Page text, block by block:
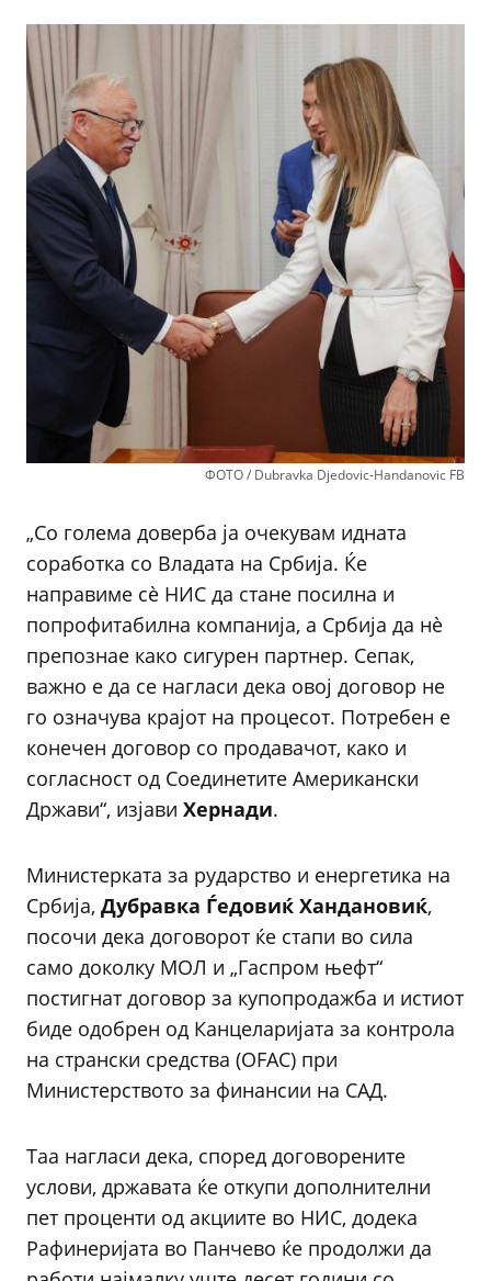
ФОТО / Dubravka Djedovic-Handanovic FB
„Со голема доверба ја очекувам идната
соработка со Владата на Србија. Ќе
направиме сè НИС да стане посилна и
попрофитабилна компанија, а Србија да нè
препознае како сигурен партнер. Сепак,
важно е да се нагласи дека овој договор не
го означува крајот на процесот. Потребен е
конечен договор со продавачот, како и
согласност од Соединетите Американски
Држави“, изјави Хернади.
Министерката за рударство и енергетика на
Србија, Дубравка Ѓедовиќ Хандановиќ,
посочи дека договорот ќе стапи во сила
само доколку МОЛ и „Гаспром њефт“
постигнат договор за купопродажба и истиот
биде одобрен од Канцеларијата за контрола
на странски средства (OFAC) при
Министерството за финансии на САД.
Таа нагласи дека, според договорените
услови, државата ќе откупи дополнителни
пет проценти од акциите во НИС, додека
Рафинеријата во Панчево ќе продолжи да